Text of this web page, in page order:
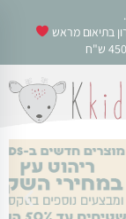
בתיאום מראש